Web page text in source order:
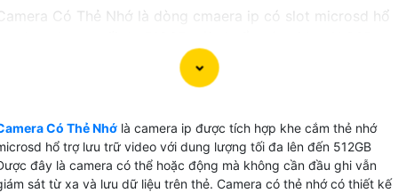
Có Thẻ Nhớ là dòng cmaera ip có slot microsd hổ
lưu dữ liệu chất lượng 2k đến 120 ngày là lựa chọn
cho việc giám sát video mà không cần kết nối với đầu
do đó có thể hoạt động độc lập mà không cần
camera phức tạp hay ổ cứng lưu trữ phụ.
Có Thẻ Nhớ là camera ip được tích hợp khe cắm thẻ nhớ
hổ trợ lưu trữ video với dung lượng tối đa lên đến 512GB
đây là camera có thể hoặc động mà không cần đầu ghi vẫn
sát từ xa và lưu dữ liệu trên thẻ. Camera có thẻ nhớ có thiết kế